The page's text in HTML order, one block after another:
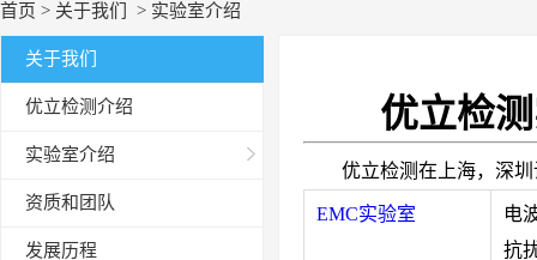
首页 > 关于我们 > 实验室介绍
关于我们
优立检测介绍
实验室介绍
资质和团队
发展历程
优立检
优立检测在上海，深
EMC实验室
电
抗